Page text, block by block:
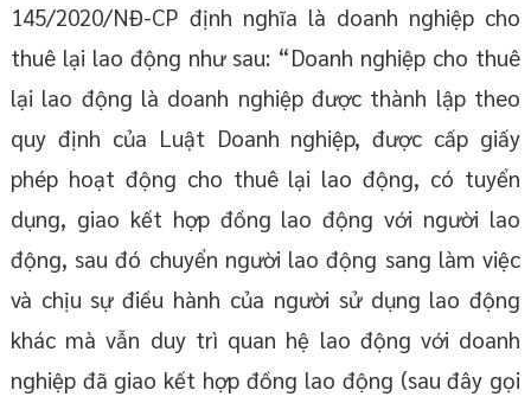
145/2020/NĐ-CP định nghĩa là doanh nghiệp cho
thuê lại lao động như sau: “Doanh nghiệp cho thuê
lại lao động là doanh nghiệp được thành lập theo
quy định của Luật Doanh nghiệp, được cấp giấy
phép hoạt động cho thuê lại lao động, có tuyển
dụng, giao kết hợp đồng lao động với người lao
động, sau đó chuyển người lao động sang làm việc
và chịu sự điều hành của người sử dụng lao động
khác mà vẫn duy trì quan hệ lao động với doanh
nghiệp đã giao kết hợp đồng lao động (sau đây gọi